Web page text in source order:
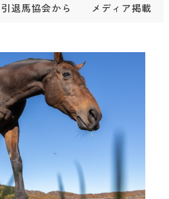
引退馬協会から メディア掲載